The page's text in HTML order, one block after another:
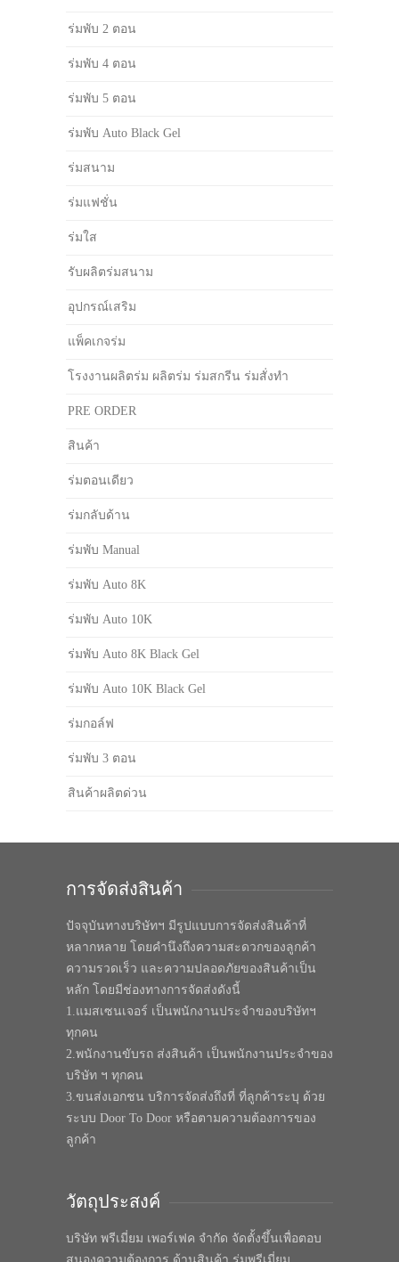
ร่มพับ 2 ตอน
ร่มพับ 4 ตอน
ร่มพับ 5 ตอน
ร่มพับ Auto Black Gel
ร่มสนาม
ร่มแฟชั่น
ร่มใส
รับผลิตร่มสนาม
อุปกรณ์เสริม
แพ็คเกจร่ม
โรงงานผลิตร่ม ผลิตร่ม ร่มสกรีน ร่มสั่งทำ
PRE ORDER
สินค้า
ร่มตอนเดียว
ร่มกลับด้าน
ร่มพับ Manual
ร่มพับ Auto 8K
ร่มพับ Auto 10K
ร่มพับ Auto 8K Black Gel
ร่มพับ Auto 10K Black Gel
ร่มกอล์ฟ
ร่มพับ 3 ตอน
สินค้าผลิตด่วน
การจัดส่งสินค้า
ปัจจุบันทางบริษัทฯ มีรูปแบบการจัดส่งสินค้าที่
หลากหลาย โดยคำนึงถึงความสะดวกของลูกค้า
ความรวดเร็ว และความปลอดภัยของสินค้าเป็น
หลัก โดยมีช่องทางการจัดส่งดังนี้
1.แมสเซนเจอร์ เป็นพนักงานประจำของบริษัทฯ
ทุกคน
2.พนักงานขับรถ ส่งสินค้า เป็นพนักงานประจำของ
บริษัท ฯ ทุกคน
3.ขนส่งเอกชน บริการจัดส่งถึงที่ ที่ลูกค้าระบุ ด้วย
ระบบ Door To Door หรือตามความต้องการของ
ลูกค้า
วัตถุประสงค์
บริษัท พรีเมี่ยม เพอร์เฟค จำกัด จัดตั้งขึ้นเพื่อตอบ